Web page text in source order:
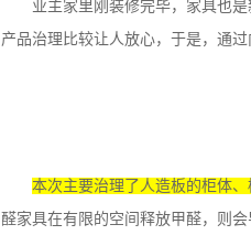
业主家里刚装修完毕，家具也
产品治理比较让人放心，于是，通
本次主要治理了人造板的柜体、
醛家具在有限的空间释放甲醛，则会